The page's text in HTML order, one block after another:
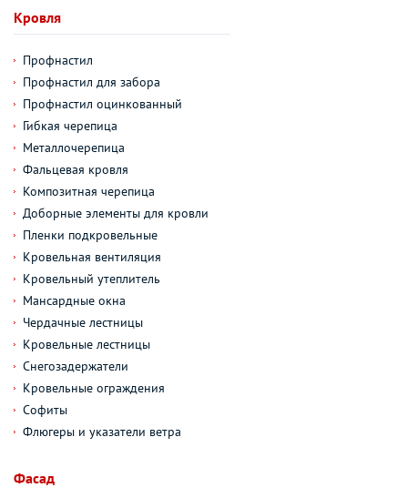
Кровля
Профнастил
Профнастил для забора
Профнастил оцинкованный
Гибкая черепица
Металлочерепица
Фальцевая кровля
Композитная черепица
Доборные элементы для кровли
Пленки подкровельные
Кровельная вентиляция
Кровельный утеплитель
Мансардные окна
Чердачные лестницы
Кровельные лестницы
Снегозадержатели
Кровельные ограждения
Софиты
Флюгеры и указатели ветра
Фасад